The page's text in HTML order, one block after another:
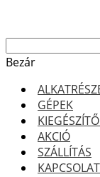
Bezár
GÉPEK
AKCIÓ
SZÁLLÍTÁS
KAPCSOLAT